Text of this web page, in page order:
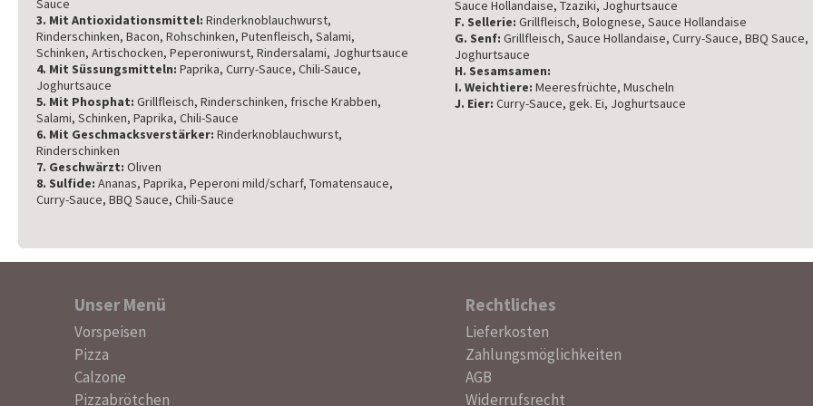
Sauce
3. Mit Antioxidationsmittel: Rinderknoblauchwurst,
Rinderschinken, Bacon, Rohschinken, Putenfleisch, Salami,
Schinken, Artischocken, Peperoniwurst, Rindersalami, Joghurtsauce
4. Mit Süssungsmitteln: Paprika, Curry-Sauce, Chili-Sauce,
Joghurtsauce
5. Mit Phosphat: Grillfleisch, Rinderschinken, frische Krabben,
Salami, Schinken, Paprika, Chili-Sauce
6. Mit Geschmacksverstärker: Rinderknoblauchwurst,
Rinderschinken
7. Geschwärzt: Oliven
8. Sulfide: Ananas, Paprika, Peperoni mild/scharf, Tomatensauce,
Curry-Sauce, BBQ Sauce, Chili-Sauce
Sauce Hollandaise, Tzaziki, Joghurtsauce
F. Sellerie: Grillfleisch, Bolognese, Sauce Hollandaise
G. Senf: Grillfleisch, Sauce Hollandaise, Curry-Sauce, BBQ Sauce,
Joghurtsauce
H. Sesamsamen:
I. Weichtiere: Meeresfrüchte, Muscheln
J. Eier: Curry-Sauce, gek. Ei, Joghurtsauce
Unser Menü
Navigation
überspringen
Vorspeisen
Pizza
Calzone
Pizzabrötchen
Rechtliches
Navigation
überspringen
Lieferkosten
Zahlungsmöglichkeiten
AGB
Widerrufsrecht